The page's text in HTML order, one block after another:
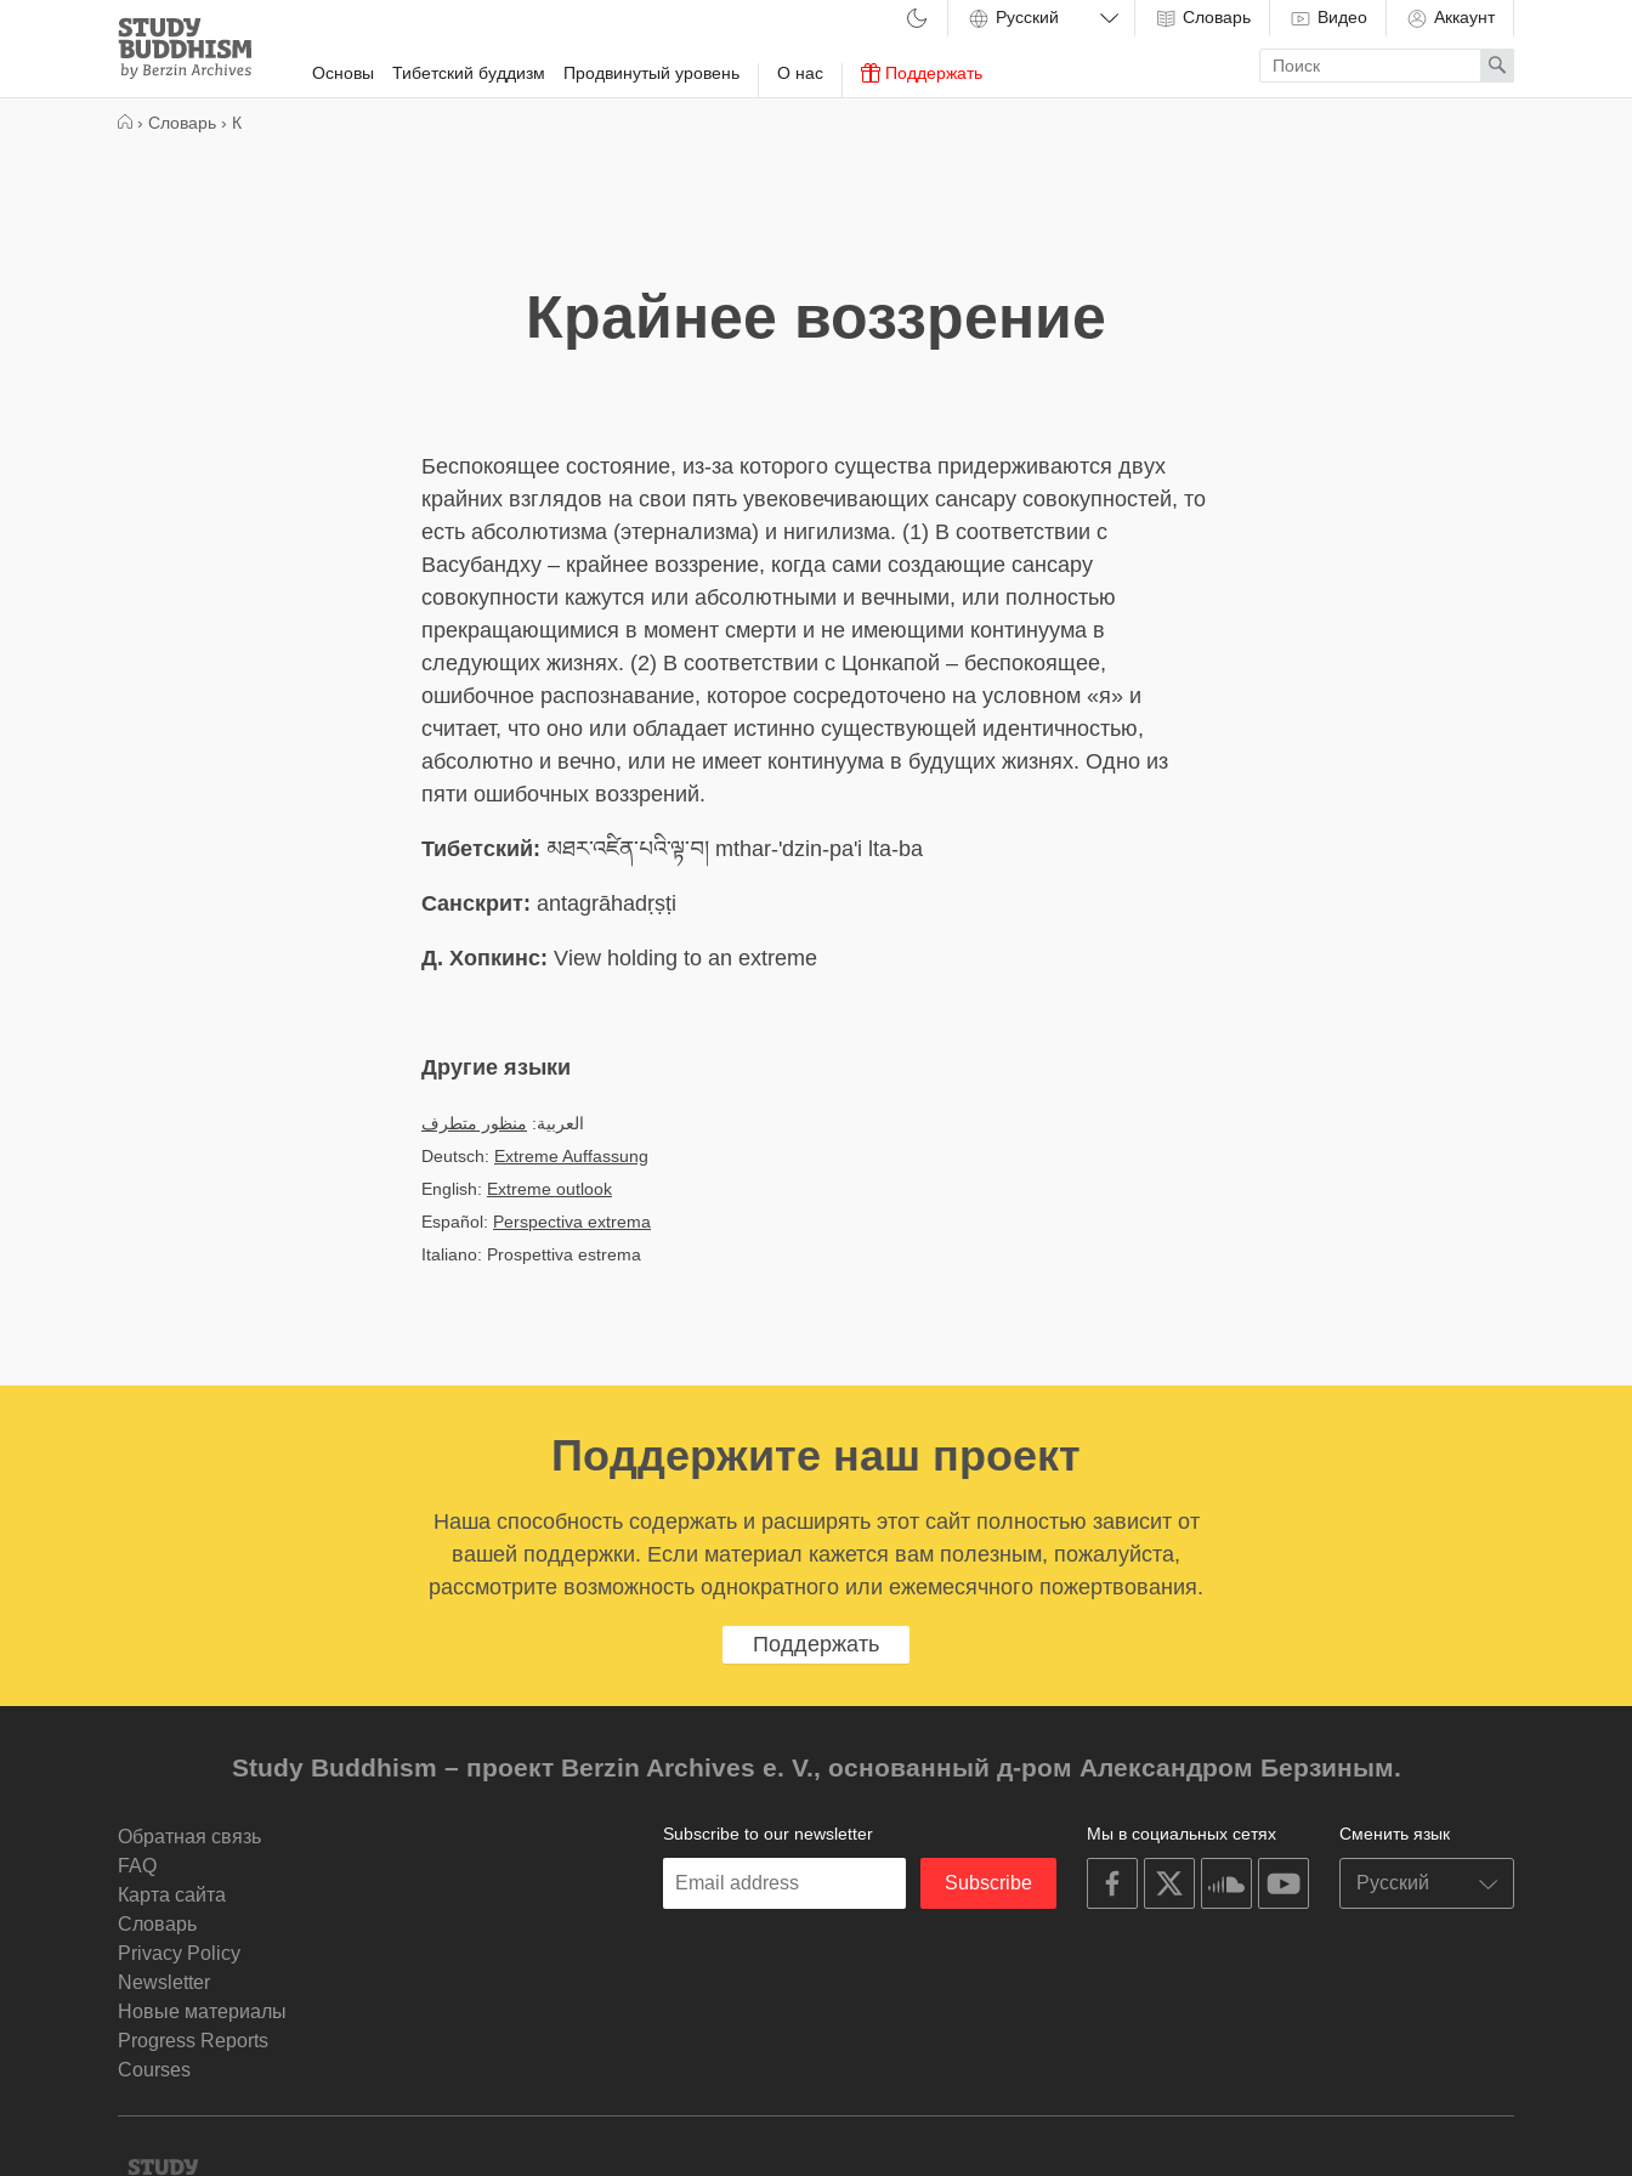
Study
Buddhism
Home
Основы Тибетский буддизм Продвинутый уровень О нас Поддержать
Словарь Видео Аккаунт
Enter
search
term
Search
› Словарь › К
Крайнее воззрение
Беспокоящее состояние, из-за которого существа придерживаются двух
крайних взглядов на свои пять увековечивающих сансару совокупностей, то
есть абсолютизма (этернализма) и нигилизма. (1) В соответствии с
Васубандху – крайнее воззрение, когда сами создающие сансару
совокупности кажутся или абсолютными и вечными, или полностью
прекращающимися в момент смерти и не имеющими континуума в
следующих жизнях. (2) В соответствии с Цонкапой – беспокоящее,
ошибочное распознавание, которое сосредоточено на условном «я» и
считает, что оно или обладает истинно существующей идентичностью,
абсолютно и вечно, или не имеет континуума в будущих жизнях. Одно из
пяти ошибочных воззрений.
Тибетский: མཐར་འཛིན་པའི་ལྟ་བ། mthar-'dzin-pa'i lta-ba
Санскрит: antagrāhadṛṣṭi
Д. Хопкинс: View holding to an extreme
Другие языки
العربية: منظور متطرف
Deutsch: Extreme Auffassung
English: Extreme outlook
Español: Perspectiva extrema
Italiano: Prospettiva estrema
Поддержите наш проект
Наша способность содержать и расширять этот сайт полностью зависит от
вашей поддержки. Если материал кажется вам полезным, пожалуйста,
рассмотрите возможность однократного или ежемесячного пожертвования.
Поддержать
Study Buddhism – проект Berzin Archives e. V., основанный д-ром Александром Берзиным.
Обратная связь
FAQ
Карта сайта
Словарь
Privacy Policy
Newsletter
Новые материалы
Progress Reports
Courses
Сменить язык
Мы в социальных сетях
on
facebook
on
on
soundcloudyoutube
Subscribe to our newsletter
Enter
Subscribe